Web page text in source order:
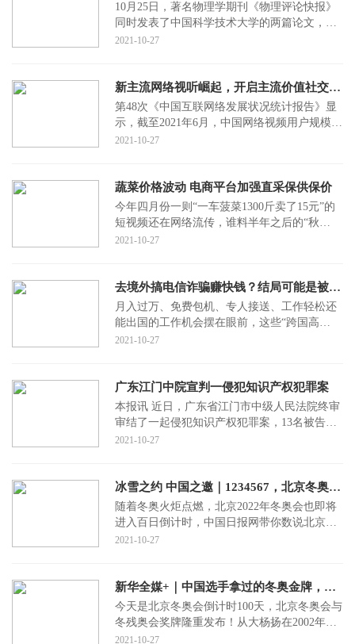
10月25日，著名物理学期刊《物理评论快报》
同时发表了中国科学技术大学的两篇论文，文
章表明，随着66比特的可编程超导量子计算原
2021-10-27
新主流网络视听崛起，开启主流价值社交传播之门
第48次《中国互联网络发展状况统计报告》显
示，截至2021年6月，中国网络视频用户规模达
9 44亿，占全体网民的93 4%，其中20～29岁年
2021-10-27
蔬菜价格波动 电商平台加强直采保供保价
今年四月份一则“一车菠菜1300斤卖了15元”的
短视频还在网络流传，谁料半年之后的“秋
菠”已经华丽转身，一跃成为菜中“贵”族。十月
2021-10-27
去境外搞电信诈骗赚快钱？结局可能是被打断手脚甚至抑郁病亡
月入过万、免费包机、专人接送、工作轻松还
能出国的工作机会摆在眼前，这些“跨国高
薪”的“美差”听上去是不是很令人心动？然而当
2021-10-27
广东江门中院宣判一侵犯知识产权犯罪案
本报讯 近日，广东省江门市中级人民法院终审
审结了一起侵犯知识产权犯罪案，13名被告人
获刑，其中郭某犯假冒注册商标罪、销售假冒
2021-10-27
冰雪之约 中国之邀｜1234567，北京冬奥欢迎你
随着冬奥火炬点燃，北京2022年冬奥会也即将
进入百日倒计时，中国日报网带你数说北京冬
奥，一起迎接冰雪之约。
2021-10-27
新华全媒+｜中国选手拿过的冬奥金牌，都长啥样？
今天是北京冬奥会倒计时100天，北京冬奥会与
冬残奥会奖牌隆重发布！从大杨扬在2002年盐
湖城冬奥会上实现了中国在冬奥会上金牌“零的
2021-10-27